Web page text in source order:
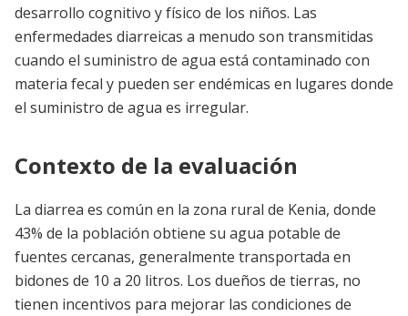
desarrollo cognitivo y físico de los niños. Las
enfermedades diarreicas a menudo son transmitidas
cuando el suministro de agua está contaminado con
materia fecal y pueden ser endémicas en lugares donde
el suministro de agua es irregular.
Contexto de la evaluación
La diarrea es común en la zona rural de Kenia, donde
43% de la población obtiene su agua potable de
fuentes cercanas, generalmente transportada en
bidones de 10 a 20 litros. Los dueños de tierras, no
tienen incentivos para mejorar las condiciones de